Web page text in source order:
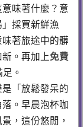
味著什麼？意
採買新鮮漁
著旅途中的髒
。再加上免費
。
是「放鬆發呆的
。早晨泡杯咖
，這份悠閒，